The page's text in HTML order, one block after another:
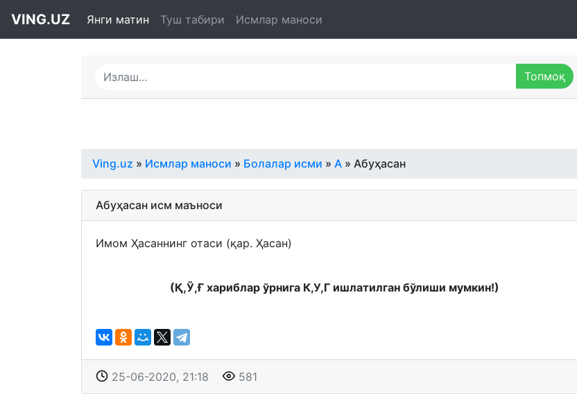
VING.UZ Янги матин Туш табири Исмлар маноси
Ving.uz » Исмлар маноси » Болалар исми » А » Абуҳасан
Абуҳасан исм маъноси
Имом Ҳасаннинг отаси (қар. Ҳасан)
(Қ,Ў,Ғ хариблар ўрнига К,У,Г ишлатилган бўлиши мумкин!)
25-06-2020, 21:18 581